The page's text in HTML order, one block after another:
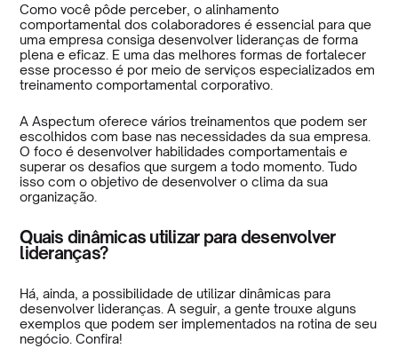
Como você pôde perceber, o alinhamento
comportamental dos colaboradores é essencial para que
uma empresa consiga desenvolver lideranças de forma
plena e eficaz. E uma das melhores formas de fortalecer
esse processo é por meio de serviços especializados em
treinamento comportamental corporativo.
A Aspectum oferece vários treinamentos que podem ser
escolhidos com base nas necessidades da sua empresa.
O foco é desenvolver habilidades comportamentais e
superar os desafios que surgem a todo momento. Tudo
isso com o objetivo de desenvolver o clima da sua
organização.
Quais dinâmicas utilizar para desenvolver
lideranças?
Há, ainda, a possibilidade de utilizar dinâmicas para
desenvolver lideranças. A seguir, a gente trouxe alguns
exemplos que podem ser implementados na rotina de seu
negócio. Confira!